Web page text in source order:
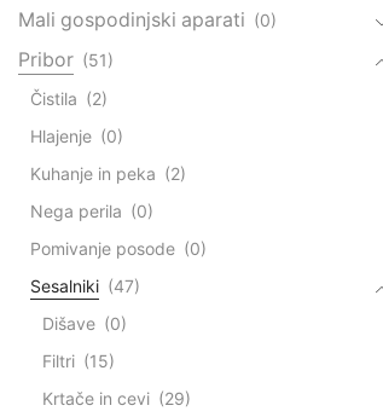
Mali gospodinjski aparati (0)
Pribor (51)
Čistila (2)
Hlajenje (0)
Kuhanje in peka (2)
Nega perila (0)
Pomivanje posode (0)
Sesalniki (47)
Dišave (0)
Filtri (15)
Krtače in cevi (29)